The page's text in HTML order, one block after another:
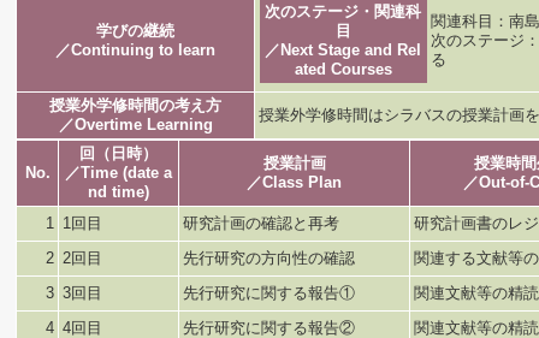
学びの継続
／Continuing to learn
次のステージ・関連科
目
／Next Stage and Rel
ated Courses
関連科目：南
次のステージ
る
授業外学修時間の考え方
／Overtime Learning
授業外学修時間はシラバスの授業計画
No.
回（日時）
／Time (date a
nd time)
授業計画
／Class Plan
授業時
／Out-of-
1 1回目 研究計画の確認と再考
研究計画書のレ
2 2回目 先行研究の方向性の確認
関連する文献等
3 3回目 先行研究に関する報告①
関連文献等の精
4 4回目 先行研究に関する報告②
関連文献等の精